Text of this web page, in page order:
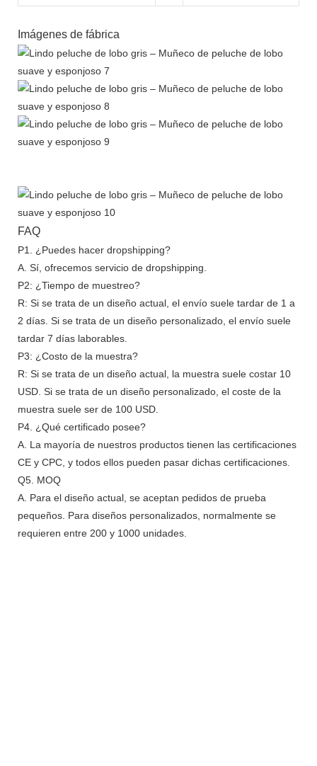
Imágenes de fábrica
FAQ
P1. ¿Puedes hacer dropshipping?
A. Sí, ofrecemos servicio de dropshipping.
P2: ¿Tiempo de muestreo?
R: Si se trata de un diseño actual, el envío suele tardar de 1 a
2 días. Si se trata de un diseño personalizado, el envío suele
tardar 7 días laborables.
P3: ¿Costo de la muestra?
R: Si se trata de un diseño actual, la muestra suele costar 10
USD. Si se trata de un diseño personalizado, el coste de la
muestra suele ser de 100 USD.
P4. ¿Qué certificado posee?
A. La mayoría de nuestros productos tienen las certificaciones
CE y CPC, y todos ellos pueden pasar dichas certificaciones.
Q5. MOQ
A. Para el diseño actual, se aceptan pedidos de prueba
pequeños. Para diseños personalizados, normalmente se
requieren entre 200 y 1000 unidades.